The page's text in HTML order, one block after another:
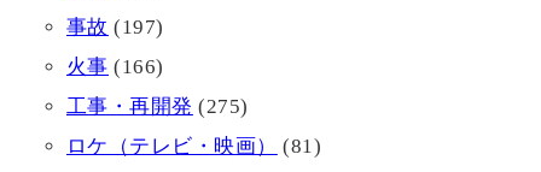
事故 (197)
火事 (166)
工事・再開発 (275)
ロケ（テレビ・映画）
(81)